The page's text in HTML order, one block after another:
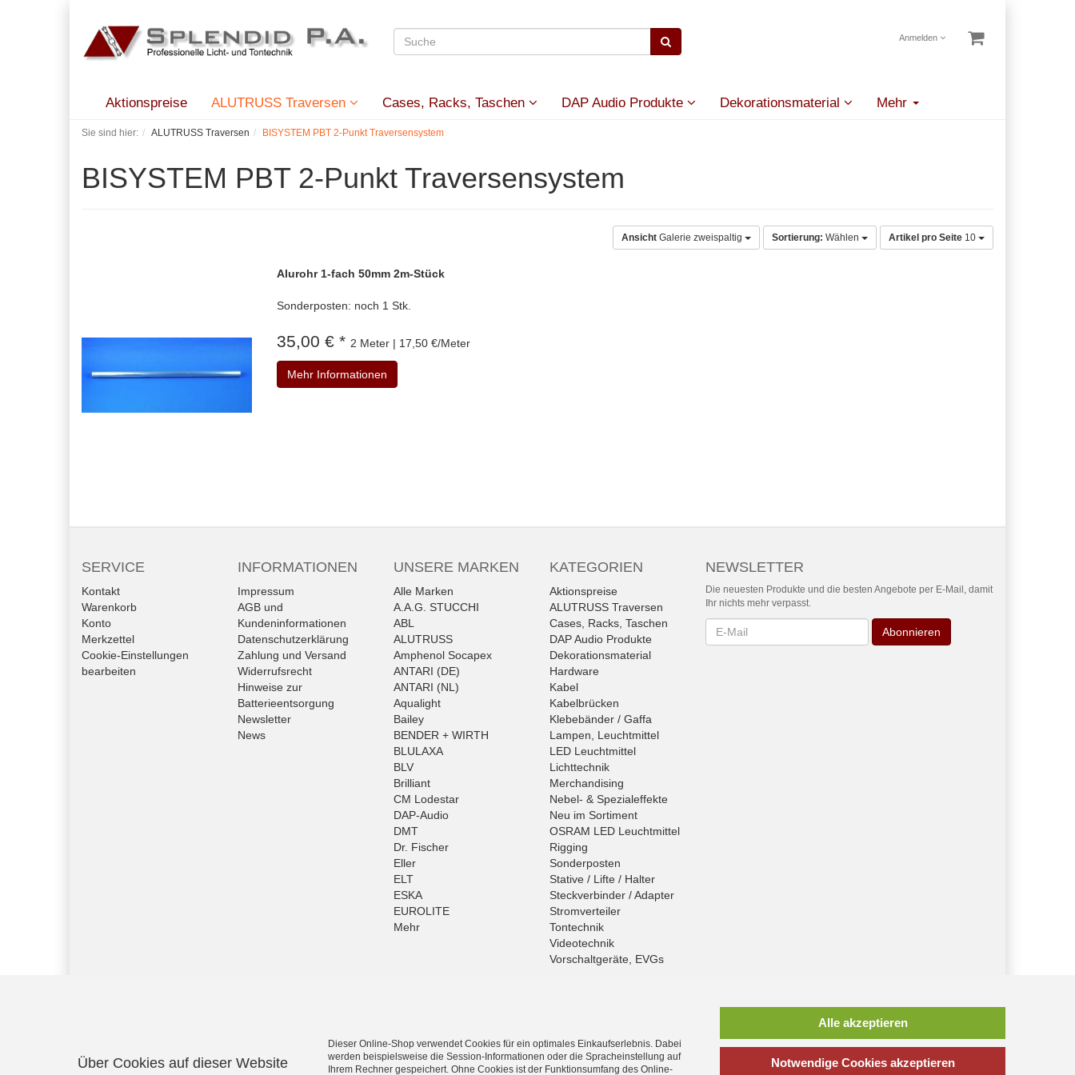
Anmelden
Aktionspreise ALUTRUSS Traversen Cases, Racks, Taschen DAP Audio Produkte Dekorationsmaterial Mehr
Sie sind hier: ALUTRUSS Traversen BISYSTEM PBT 2-Punkt Traversensystem
BISYSTEM PBT 2-Punkt Traversensystem
Ansicht Galerie zweispaltig Sortierung: Wählen Artikel pro Seite 10
Alurohr 1-fach 50mm 2m-Stück
Sonderposten: noch 1 Stk.
35,00 € * 2 Meter | 17,50 €/Meter
Mehr Informationen
SERVICE
Kontakt
Warenkorb
Konto
Merkzettel
Cookie-Einstellungen
bearbeiten
INFORMATIONEN
Impressum
AGB und
Kundeninformationen
Datenschutzerklärung
Zahlung und Versand
Widerrufsrecht
Hinweise zur
Batterieentsorgung
Newsletter
News
UNSERE MARKEN
Alle Marken
A.A.G. STUCCHI
ABL
ALUTRUSS
Amphenol Socapex
ANTARI (DE)
ANTARI (NL)
Aqualight
Bailey
BENDER + WIRTH
BLULAXA
BLV
Brilliant
CM Lodestar
DAP-Audio
DMT
Dr. Fischer
Eller
ELT
ESKA
EUROLITE
Mehr
KATEGORIEN
Aktionspreise
ALUTRUSS Traversen
Cases, Racks, Taschen
DAP Audio Produkte
Dekorationsmaterial
Hardware
Kabel
Kabelbrücken
Klebebänder / Gaffa
Lampen, Leuchtmittel
LED Leuchtmittel
Lichttechnik
Merchandising
Nebel- & Spezialeffekte
Neu im Sortiment
OSRAM LED Leuchtmittel
Rigging
Sonderposten
Stative / Lifte / Halter
Steckverbinder / Adapter
Stromverteiler
Tontechnik
Videotechnik
Vorschaltgeräte, EVGs
NEWSLETTER
Die neuesten Produkte und die besten Angebote per E-Mail, damit
Ihr nichts mehr verpasst.
Newsletter Abonnieren
*inkl. MwSt., zzgl.Versandkosten
Splendid P.A. - Professionelle Licht- und Tontechnik
Über Cookies auf dieser Website
Dieser Online-Shop verwendet Cookies für ein optimales Einkaufserlebnis. Dabei
werden beispielsweise die Session-Informationen oder die Spracheinstellung auf
Ihrem Rechner gespeichert. Ohne Cookies ist der Funktionsumfang des Online-
Alle akzeptieren
Notwendige Cookies akzeptieren